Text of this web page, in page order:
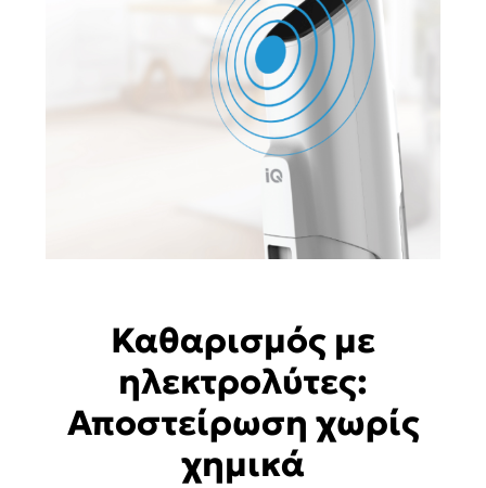
Καθαρισμός με
ηλεκτρολύτες:
Αποστείρωση χωρίς
χημικά